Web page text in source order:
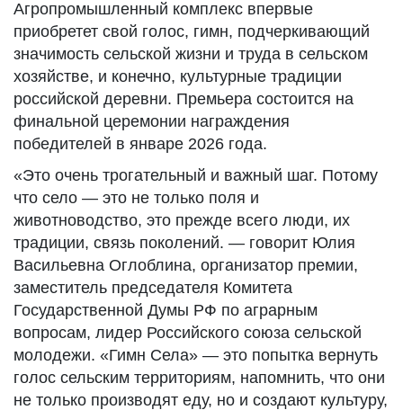
Агропромышленный комплекс впервые
приобретет свой голос, гимн, подчеркивающий
значимость сельской жизни и труда в сельском
хозяйстве, и конечно, культурные традиции
российской деревни. Премьера состоится на
финальной церемонии награждения
победителей в январе 2026 года.
«Это очень трогательный и важный шаг. Потому
что село — это не только поля и
животноводство, это прежде всего люди, их
традиции, связь поколений. — говорит Юлия
Васильевна Оглоблина, организатор премии,
заместитель председателя Комитета
Государственной Думы РФ по аграрным
вопросам, лидер Российского союза сельской
молодежи. «Гимн Села» — это попытка вернуть
голос сельским территориям, напомнить, что они
не только производят еду, но и создают культуру,